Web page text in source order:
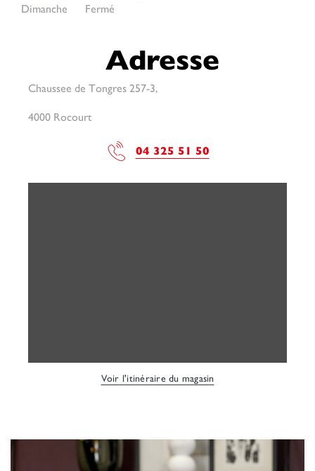
Dimanche
Fermé
Adresse
Chaussee de Tongres 257-3,
4000 Rocourt
04 325 51 50
Voir l'itinéraire du magasin